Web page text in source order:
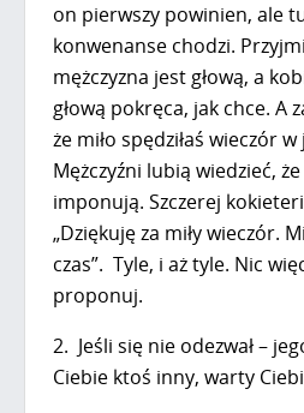
on pierwszy powinien, ale
konwenanse chodzi.
mężczyzna jest głową, a
głową pokręca, jak chce. A
że miło spędziłaś wieczór
Mężczyźni lubią wiedzieć,
imponują. Szczerej
„Dziękuję za miły wieczór.
czas”. Tyle, i aż tyle. Nic
proponuj.
2. Jeśli się nie odezwał –
Ciebie ktoś inny, warty